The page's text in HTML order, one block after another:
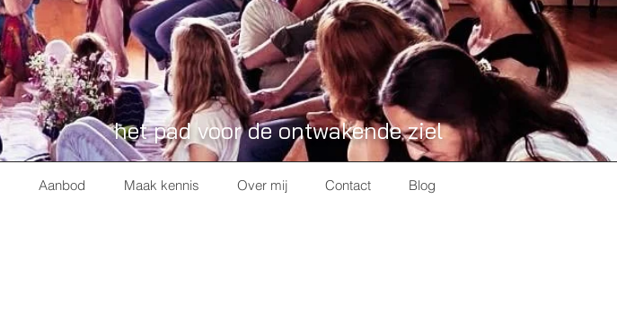
het pad voor de ontwakende ziel
Aanbod Maak kennis Over mij Contact Blog